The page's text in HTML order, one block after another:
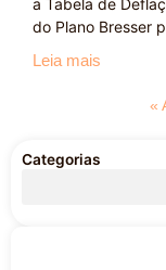
a Tabela de
do Plano Bresser
Leia mais
«
Categorias